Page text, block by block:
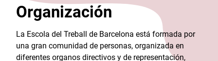
Organización
La Escola del Treball de Barcelona está formada por
una gran comunidad de personas, organizada en
diferentes organos directivos y de representación,